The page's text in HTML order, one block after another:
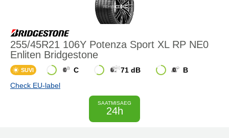
255/45R21 106Y Potenza Sport XL RP NE0
Enliten Bridgestone
SUVI C 71 dB
B
Check EU-label
SAATMISAEG
24h